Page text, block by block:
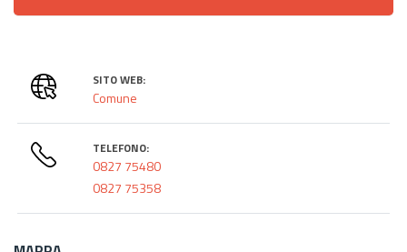
SITO WEB:
Comune
TELEFONO:
0827 75480
0827 75358